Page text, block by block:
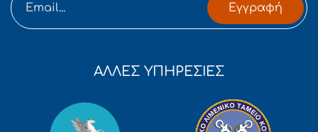
Εγγραφή
ΑΛΛΕΣ ΥΠΗΡΕΣΙΕΣ